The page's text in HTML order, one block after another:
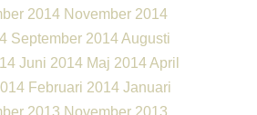
2014 November 2014
September 2014Augusti
Juni 2014 Maj 2014April
Februari 2014 Januari
2013 November 2013